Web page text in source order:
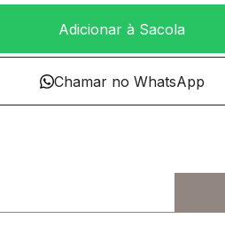
Adicionar à Sacola